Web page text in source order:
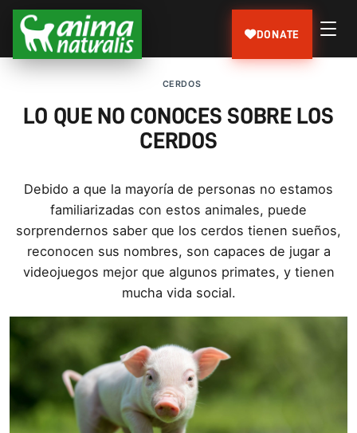
DONATE
CERDOS
LO QUE NO CONOCES SOBRE LOS
CERDOS
Debido a que la mayorí­a de personas no estamos
familiarizadas con estos animales, puede
sorprendernos saber que los cerdos tienen sueños,
reconocen sus nombres, son capaces de jugar a
videojuegos mejor que algunos primates, y tienen
mucha vida social.